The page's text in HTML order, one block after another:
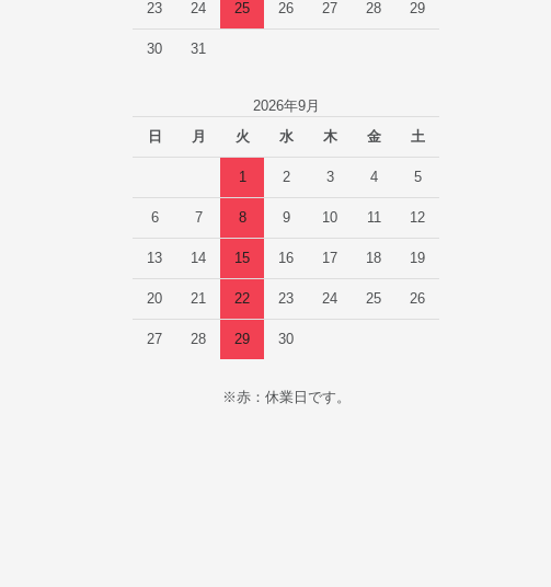
23 24 25 26 27 28 29
30 31
2026年9月
日
月 火 水 木 金 土
1 2 3 4 5
6 7 8 9 10 11 12
13 14 15 16 17 18 19
20 21 22 23 24 25 26
27 28 29 30
※赤：休業日です。